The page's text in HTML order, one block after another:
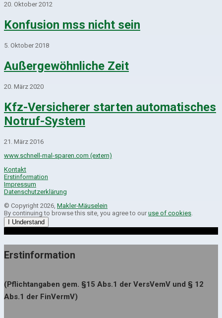
20. Oktober 2012
Konfusion mss nicht sein
5. Oktober 2018
Außergewöhnliche Zeit
20. März 2020
Kfz-Versicherer starten automatisches
Notruf-System
21. März 2016
www.schnell-mal-sparen.com (extern)
Kontakt
Erstinformation
Impressum
Datenschutzerklärung
© Copyright 2026, Makler-Mäuselein
By continuing to browse this site, you agree to our use of cookies
I Understand
Erstinformation
(Pflichtangaben gem. §15 Abs.1 der VersVemV und § 12
Abs.1 der FinVermV)